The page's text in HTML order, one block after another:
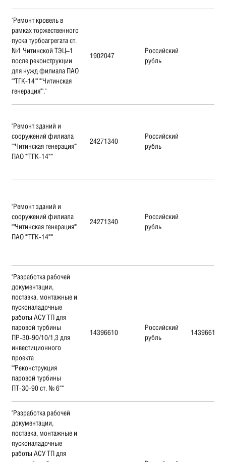
"Ремонт кровель в
рамках торжественного
пуска турбоагрегата ст.
№1 Читинской ТЭЦ–1
после реконструкции
для нужд филиала ПАО
""ТГК-14"" ""Читинская
генерация""."
1902047
Российский
рубль
"Ремонт зданий и
сооружений филиала
""Читинская генерация""
ПАО ""ТГК-14"""
24271340
Российский
рубль
"Ремонт зданий и
сооружений филиала
""Читинская генерация""
ПАО ""ТГК-14"""
24271340
Российский
рубль
"Разработка рабочей
документации,
поставка, монтажные и
пусконаладочные
работы АСУ ТП для
паровой турбины
ПР-30-90/10/1,3 для
инвестиционного
проекта
""Реконструкция
паровой турбины
ПТ-30-90 ст. № 6"""
14396610
Российский
рубль
14396610
"Разработка рабочей
документации,
поставка, монтажные и
пусконаладочные
работы АСУ ТП для